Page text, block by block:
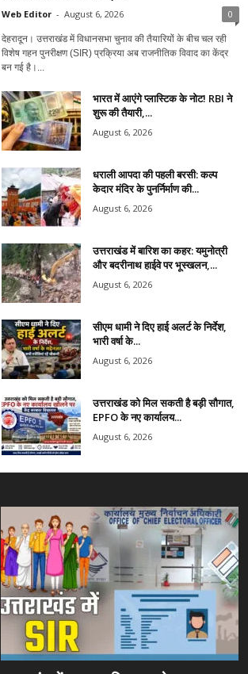
Web Editor - August 6, 2026 0
देहरादून। उत्तराखंड में विधानसभा चुनाव की तैयारियों के बीच चल रही
विशेष गहन पुनरीक्षण (SIR) प्रक्रिया अब राजनीतिक विवाद का केंद्र
बन गई है।...
भारत में आएंगे प्लास्टिक के नोट! RBI ने
शुरू की तैयारी,...
August 6, 2026
धराली आपदा की पहली बरसी: कल्प
केदार मंदिर के पुनर्निर्माण की...
August 6, 2026
उत्तराखंड में बारिश का कहर: यमुनोत्री
और बदरीनाथ हाईवे पर भूस्खलन,...
August 6, 2026
सीएम धामी ने दिए हाई अलर्ट के निर्देश,
भारी वर्षा के...
August 6, 2026
उत्तराखंड को मिल सकती है बड़ी सौगात,
EPFO के नए कार्यालय...
August 6, 2026